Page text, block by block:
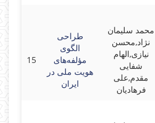
15
طراحی
الگوی
مؤلفه‌های
هویت ملی در
ایران
محمد سلیمان
نژاد,محسن
نیازی,الهام
شفایی
مقدم,علی
فرهادیان